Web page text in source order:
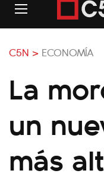
C5N > ECONOMÍA
La
un
más